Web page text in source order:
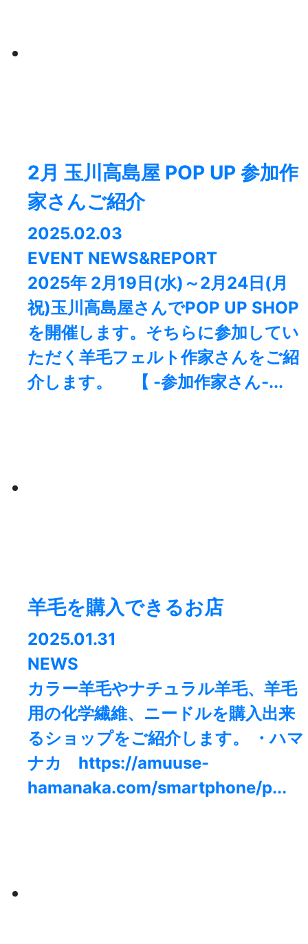
2月 玉川高島屋 POP UP 参加作
家さんご紹介
2025.02.03
EVENT NEWS&REPORT
2025年 2月19日(水)～2月24日(月
祝)玉川高島屋さんでPOP UP SHOP
を開催します。そちらに参加してい
ただく羊毛フェルト作家さんをご紹
介します。 【 -参加作家さん-...
羊毛を購入できるお店
2025.01.31
NEWS
カラー羊毛やナチュラル羊毛、羊毛
用の化学繊維、ニードルを購入出来
るショップをご紹介します。 ・ハマ
ナカ https://amuuse-
hamanaka.com/smartphone/p...